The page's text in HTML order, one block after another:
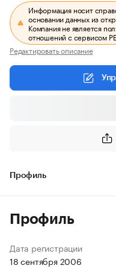
Информация носит
основании данных из
Компания не является
отношений с сервисом
Редактировать описание
Профиль
Профиль
Дата регистрации
18 сентября 2006